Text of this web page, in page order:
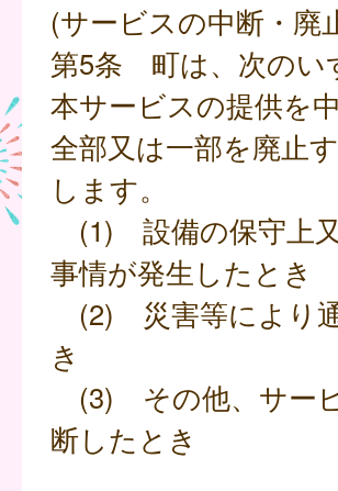
(サービスの中断・廃
第5条 町は、次のい
本サービスの提供を
全部又は一部を廃止
します。
(1) 設備の保守上
事情が発生したとき
(2) 災害等により
き
(3) その他、サー
断したとき